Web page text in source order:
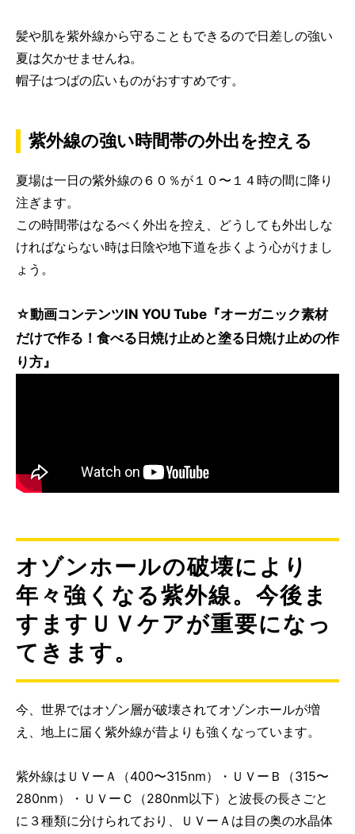
髪や肌を紫外線から守ることもできるので日差しの強い
夏は欠かせませんね。
帽子はつばの広いものがおすすめです。
紫外線の強い時間帯の外出を控える
夏場は一日の紫外線の６０％が１０〜１４時の間に降り
注ぎます。
この時間帯はなるべく外出を控え、どうしても外出しな
ければならない時は日陰や地下道を歩くよう心がけまし
ょう。
☆動画コンテンツIN YOU Tube『オーガニック素材
だけで作る！食べる日焼け止めと塗る日焼け止めの作
り方』
オゾンホールの破壊により
年々強くなる紫外線。今後ま
すますＵＶケアが重要になっ
てきます。
今、世界ではオゾン層が破壊されてオゾンホールが増
え、地上に届く紫外線が昔よりも強くなっています。
紫外線はＵＶーＡ（400〜315nm）・ＵＶーＢ（315〜
280nm）・ＵＶーＣ（280nm以下）と波長の長さごと
に３種類に分けられており、ＵＶーＡは目の奥の水晶体